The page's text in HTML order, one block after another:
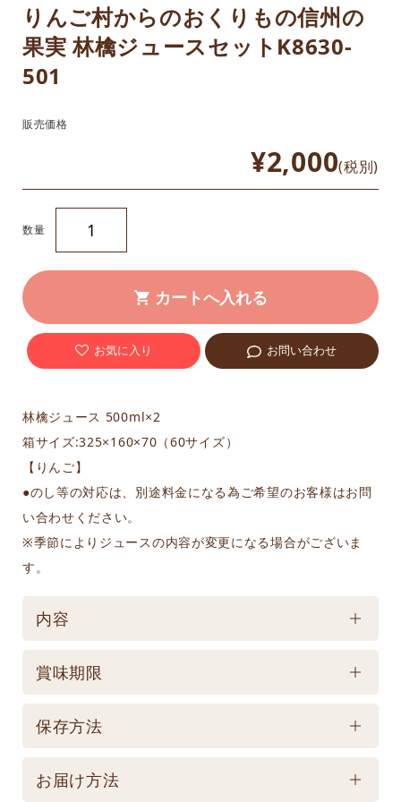
りんご村からのおくりもの信州の
果実 林檎ジュースセットK8630-
501
林檎ジュース 500ml×2
箱サイズ:325×160×70（60サイズ）
【りんご】
●のし等の対応は、別途料金になる為ご希望のお客様はお問
い合わせください。
※季節によりジュースの内容が変更になる場合がございま
す。
販売価格
¥2,000(税別)
数量
お気に入り お問い合わせ
内容
ケース／入数
賞味期限
賞味期限
お届け商品とは異なります。】
保存方法
保存方法
お届け方法